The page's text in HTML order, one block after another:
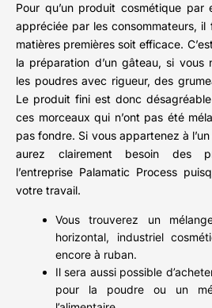
Pour qu’un produit cosmétique
appréciée par les consommateurs,
matières premières soit efficace.
la préparation d’un gâteau, si vous
les poudres avec rigueur, des
Le produit fini est donc
ces morceaux qui n’ont pas été
pas fondre. Si vous appartenez à
aurez clairement besoin des
l’entreprise Palamatic Process
votre travail.
Vous trouverez un
horizontal, industriel
encore à ruban.
Il sera aussi possible
pour la poudre ou un